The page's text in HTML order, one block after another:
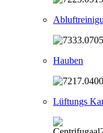
Hauben
Lüftungs